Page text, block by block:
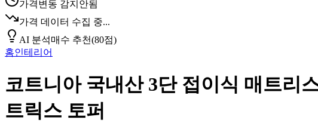
가격변동 감지안됨
가격 데이터 수집 중...
AI 분석매수 추천(80점)
홈인테리어
코트니아 국내산 3단 접이식 매트리
트릭스 토퍼